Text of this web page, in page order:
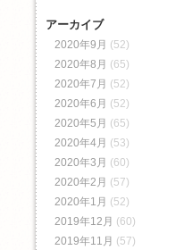
アーカイブ
2020年9月 (52)
2020年8月 (65)
2020年7月 (52)
2020年6月 (52)
2020年5月 (65)
2020年4月 (53)
2020年3月 (60)
2020年2月 (57)
2020年1月 (52)
2019年12月 (60)
2019年11月 (57)